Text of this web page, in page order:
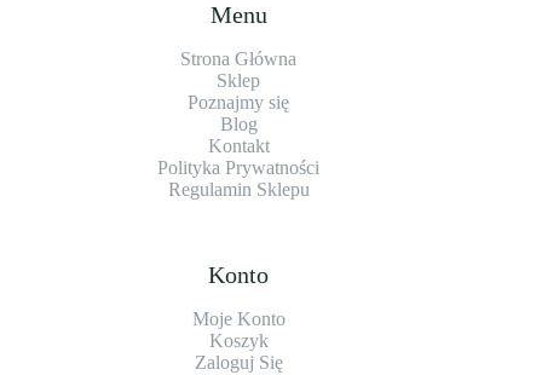
Menu
Strona Główna
Sklep
Poznajmy się
Blog
Kontakt
Polityka Prywatności
Regulamin Sklepu
Konto
Moje Konto
Koszyk
Zaloguj Się